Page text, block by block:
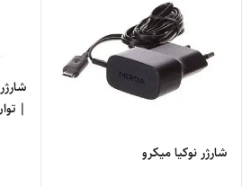
شارژر نوکیا میکرو